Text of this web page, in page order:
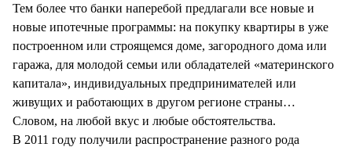
Тем более что банки наперебой предлагали все новые и
новые ипотечные программы: на покупку квартиры в уже
построенном или строящемся доме, загородного дома или
гаража, для молодой семьи или обладателей «материнского
капитала», индивидуальных предпринимателей или
живущих и работающих в другом регионе страны…
Словом, на любой вкус и любые обстоятельства.
В 2011 году получили распространение разного рода